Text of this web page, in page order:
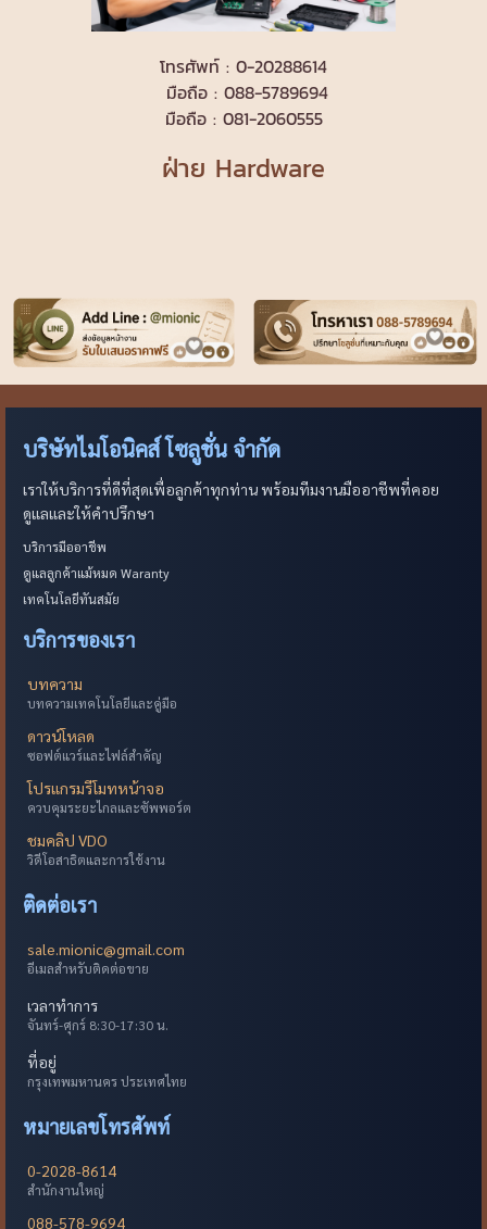
โทรศัพท์ : 0-20288614
มือถือ : 088-5789694
มือถือ : 081-2060555
ฝ่าย Hardware
บริษัทไมโอนิคส์ โซลูชั่น จำกัด
เราให้บริการที่ดีที่สุดเพื่อลูกค้าทุกท่าน พร้อมทีมงานมืออาชีพที่คอย
ดูแลและให้คำปรึกษา
บริการมืออาชีพ
ดูแลลูกค้าแม้หมด Waranty
เทคโนโลยีทันสมัย
บริการของเรา
บทความ
บทความเทคโนโลยีและคู่มือ
ดาวน์โหลด
ซอฟต์แวร์และไฟล์สำคัญ
โปรแกรมรีโมทหน้าจอ
ควบคุมระยะไกลและซัพพอร์ต
ชมคลิป VDO
วิดีโอสาธิตและการใช้งาน
ติดต่อเรา
sale.mionic@gmail.com
อีเมลสำหรับติดต่อขาย
เวลาทำการ
จันทร์-ศุกร์ 8:30-17:30 น.
ที่อยู่
กรุงเทพมหานคร ประเทศไทย
หมายเลขโทรศัพท์
0-2028-8614
สำนักงานใหญ่
088-578-9694